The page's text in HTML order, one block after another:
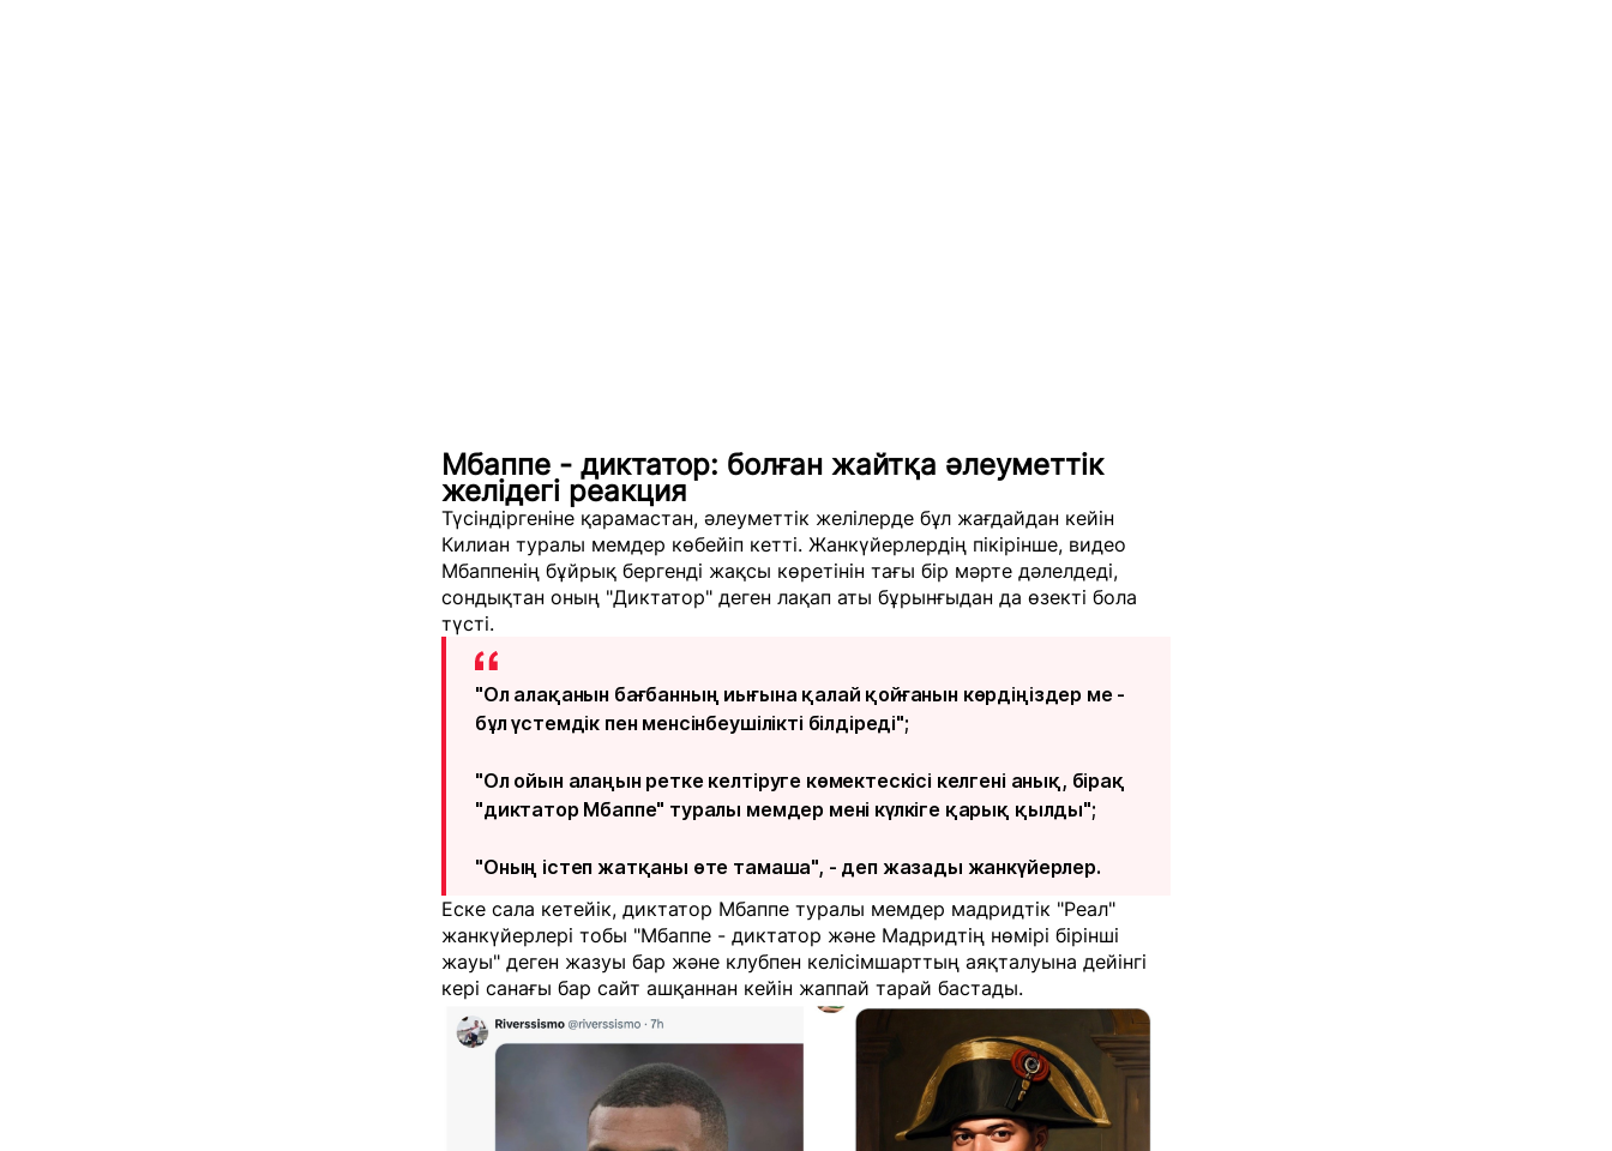
Мбаппе - диктатор: болған жайтқа әлеуметтік
желідегі реакция
Түсіндіргеніне қарамастан, әлеуметтік желілерде бұл жағдайдан кейін
Килиан туралы мемдер көбейіп кетті. Жанкүйерлердің пікірінше, видео
Мбаппенің бұйрық бергенді жақсы көретінін тағы бір мәрте дәлелдеді,
сондықтан оның "Диктатор" деген лақап аты бұрынғыдан да өзекті бола
түсті.
"Ол алақанын бағбанның иығына қалай қойғанын көрдіңіздер ме -
бұл үстемдік пен менсінбеушілікті білдіреді";
"Ол ойын алаңын ретке келтіруге көмектескісі келгені анық, бірақ
"диктатор Мбаппе" туралы мемдер мені күлкіге қарық қылды";
"Оның істеп жатқаны өте тамаша", - деп жазады жанкүйерлер.
Еске сала кетейік, диктатор Мбаппе туралы мемдер мадридтік "Реал"
жанкүйерлері тобы "Мбаппе - диктатор және Мадридтің нөмірі бірінші
жауы" деген жазуы бар және клубпен келісімшарттың аяқталуына дейінгі
кері санағы бар сайт ашқаннан кейін жаппай тарай бастады.